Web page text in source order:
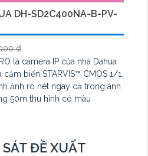
DH-SD2C400NA-B-PV-
₫
là camera IP của nhà Dahua
biến STARVIS™ CMOS 1/1.
50m thu hình có màu
ĐỀ XUẤT